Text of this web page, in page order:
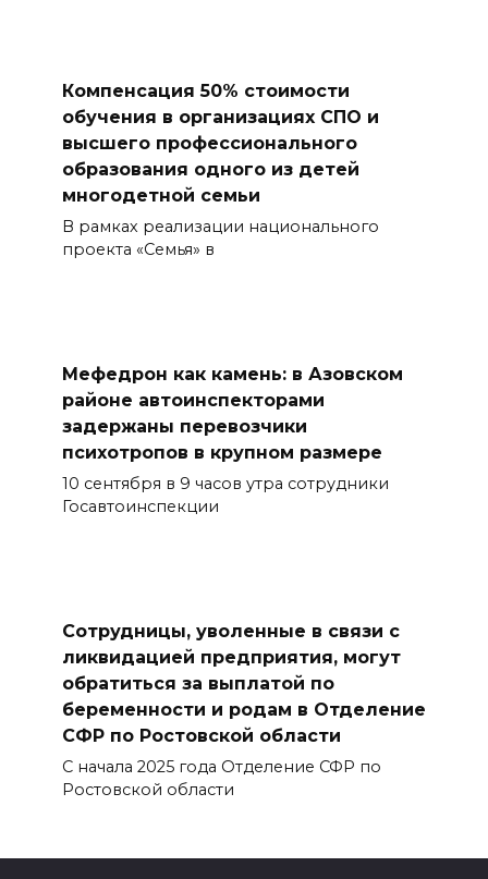
Компенсация 50% стоимости
обучения в организациях СПО и
высшего профессионального
образования одного из детей
многодетной семьи
В рамках реализации национального
проекта «Семья» в
Мефедрон как камень: в Азовском
районе автоинспекторами
задержаны перевозчики
психотропов в крупном размере
10 сентября в 9 часов утра сотрудники
Госавтоинспекции
Сотрудницы, уволенные в связи с
ликвидацией предприятия, могут
обратиться за выплатой по
беременности и родам в Отделение
СФР по Ростовской области
С начала 2025 года Отделение СФР по
Ростовской области